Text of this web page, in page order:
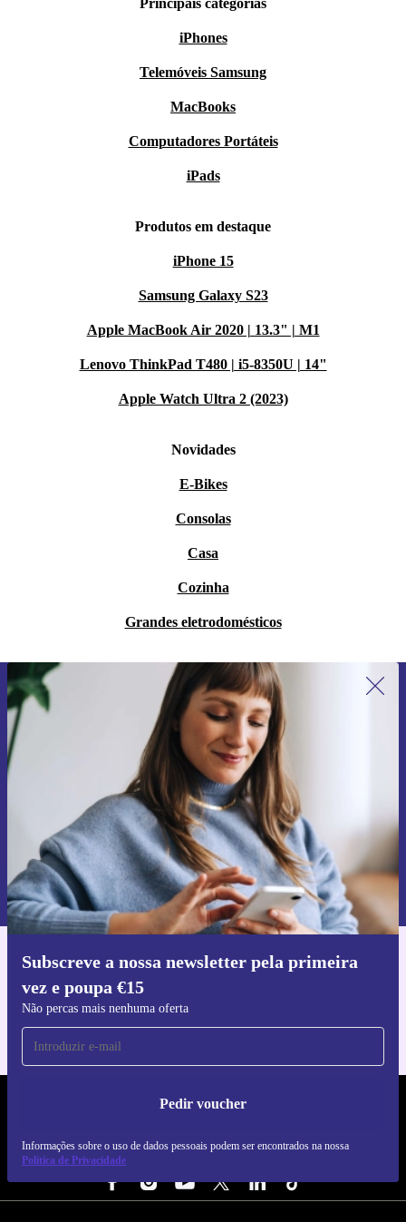
Principais categorias
iPhones
Telemóveis Samsung
MacBooks
Computadores Portáteis
iPads
Produtos em destaque
iPhone 15
Samsung Galaxy S23
Apple MacBook Air 2020 | 13.3" | M1
Lenovo ThinkPad T480 | i5-8350U | 14"
Apple Watch Ultra 2 (2023)
Novidades
E-Bikes
Consolas
Casa
Cozinha
Grandes eletrodomésticos
Subscreve a nossa newsletter pela primeira
vez e poupa €15
Não percas mais nenhuma oferta
Pedir voucher
Informações sobre o uso de dados pessoais podem ser encontrados na nossa
Política de Privacidade
Subscreve a nossa newsletter pela
primeira vez e poupa 15€!
Não percas mais nenhuma oferta.
Pedir voucher
Informações sobre o uso de dados pessoais podem ser encontrados na
nossa
Política de Privacidade.
Faz o download da app refurbed
Para iOS e Android
REFURBED PORTUGAL - RETHINK NEW.
SEGUE-NOS